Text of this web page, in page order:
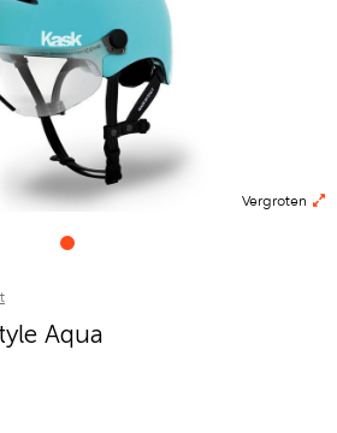
Vergroten
Aqua